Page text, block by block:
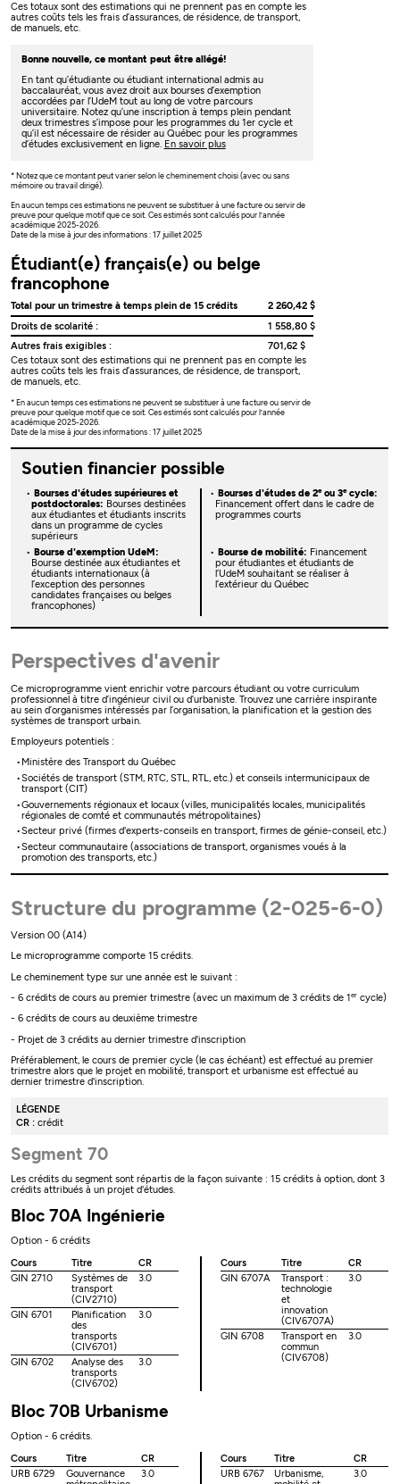
Ces totaux sont des estimations qui ne prennent pas en compte les
autres coûts tels les frais d’assurances, de résidence, de transport,
de manuels, etc.
Bonne nouvelle, ce montant peut être allégé!
En tant qu’étudiante ou étudiant international admis au
baccalauréat, vous avez droit aux bourses d’exemption
accordées par l’UdeM tout au long de votre parcours
universitaire. Notez qu’une inscription à temps plein pendant
deux trimestres s’impose pour les programmes du 1er cycle et
qu’il est nécessaire de résider au Québec pour les programmes
d’études exclusivement en ligne. En savoir plus
* Notez que ce montant peut varier selon le cheminement choisi (avec ou sans
mémoire ou travail dirigé).
En aucun temps ces estimations ne peuvent se substituer à une facture ou servir de
preuve pour quelque motif que ce soit. Ces estimés sont calculés pour l’année
académique 2025-2026.
Date de la mise à jour des informations : 17 juillet 2025
Étudiant(e) français(e) ou belge
francophone
Total pour un trimestre à temps plein de 15 crédits
2 260,42 $
Droits de scolarité :
1 558,80 $
Autres frais exigibles :
701,62 $
Ces totaux sont des estimations qui ne prennent pas en compte les
autres coûts tels les frais d’assurances, de résidence, de transport,
de manuels, etc.
* En aucun temps ces estimations ne peuvent se substituer à une facture ou servir de
preuve pour quelque motif que ce soit. Ces estimés sont calculés pour l’année
académique 2025-2026.
Date de la mise à jour des informations : 17 juillet 2025
Soutien financier possible
Bourses d'études supérieures et
postdoctorales: Bourses destinées
aux étudiantes et étudiants inscrits
dans un programme de cycles
supérieurs
Bourses d'études de 2eou 3ecycle:
Financement offert dans le cadre de
programmes courts
Bourse d'exemption UdeM:
Bourse destinée aux étudiantes et
étudiants internationaux (à
l’exception des personnes
candidates françaises ou belges
francophones)
Bourse de mobilité: Financement
pour étudiantes et étudiants de
l’UdeM souhaitant se réaliser à
l’extérieur du Québec
Perspectives d'avenir
Ce microprogramme vient enrichir votre parcours étudiant ou votre curriculum
professionnel à titre d’ingénieur civil ou d’urbaniste. Trouvez une carrière inspirante
au sein d’organismes intéressés par l’organisation, la planification et la gestion des
systèmes de transport urbain.
Employeurs potentiels :
Ministère des Transport du Québec
Sociétés de transport (STM, RTC, STL, RTL, etc.) et conseils intermunicipaux de
transport (CIT)
Gouvernements régionaux et locaux (villes, municipalités locales, municipalités
régionales de comté et communautés métropolitaines)
Secteur privé (firmes d'experts-conseils en transport, firmes de génie-conseil, etc.)
Secteur communautaire (associations de transport, organismes voués à la
promotion des transports, etc.)
Structure du programme (2-025-6-0)
Version 00 (A14)
Le microprogramme comporte 15 crédits.
Le cheminement type sur une année est le suivant :
- 6 crédits de cours au premier trimestre (avec un maximum de 3 crédits de 1er cycle)
- 6 crédits de cours au deuxième trimestre
- Projet de 3 crédits au dernier trimestre d'inscription
Préférablement, le cours de premier cycle (le cas échéant) est effectué au premier
trimestre alors que le projet en mobilité, transport et urbanisme est effectué au
dernier trimestre d'inscription.
LÉGENDE
CR : crédit
Segment 70
Les crédits du segment sont répartis de la façon suivante : 15 crédits à option, dont 3
crédits attribués à un projet d'études.
Bloc 70A Ingénierie
Option - 6 crédits
Cours
Titre
CR
GIN 2710
Systèmes de
transport
(CIV2710)
3.0
GIN 6701
Planification
des
transports
(CIV6701)
3.0
GIN 6702
Analyse des
transports
(CIV6702)
3.0
Cours Titre
CR
GIN 6707A
Transport :
technologie
et
innovation
(CIV6707A)
3.0
GIN 6708
Transport en
commun
(CIV6708)
3.0
Bloc 70B Urbanisme
Option - 6 crédits.
Cours
Titre
CR
URB 6729
Gouvernance
3.0
Cours Titre
CR
URB 6767
Urbanisme,
3.0